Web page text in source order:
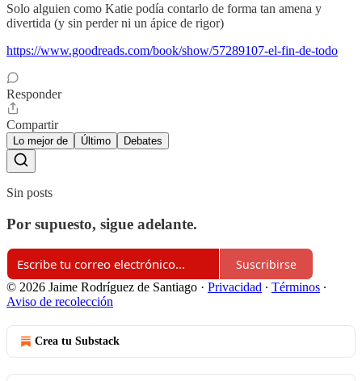
Solo alguien como Katie podía contarlo de forma tan amena y
divertida (y sin perder ni un ápice de rigor)
https://www.goodreads.com/book/show/57289107-el-fin-de-todo
Responder
Compartir
Lo mejor de Último Debates
Sin posts
Por supuesto, sigue adelante.
Suscribirse
© 2026 Jaime Rodríguez de Santiago · Privacidad ∙ Términos ∙
Aviso de recolección
Crea tu Substack